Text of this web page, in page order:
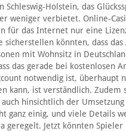
Schleswig-Holstein, das
weniger verbietet. Online-
für das Internet nur eine
sicherstellen könnten, dass das
mit Wohnsitz in
das gerade bei kostenlosen
notwendig ist, überhaupt
kann, ist verständlich. Zudem
hinsichtlich der Umsetzung
ganz einig, und viele Details
geregelt. Jetzt könnten Spieler